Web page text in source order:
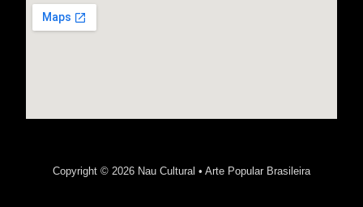
Copyright © 2026 Nau Cultural • Arte Popular Brasileira